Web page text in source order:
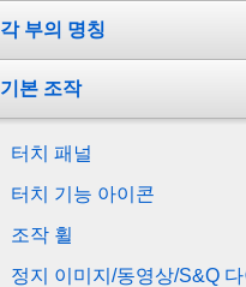
각 부의 명칭
기본 조작
터치 패널
터치 기능 아이콘
조작 휠
정지 이미지/동영상/S&Q 다